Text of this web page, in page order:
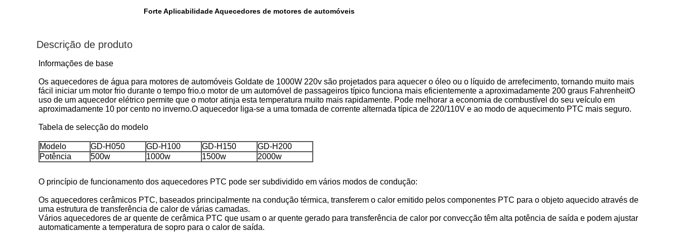
Forte Aplicabilidade Aquecedores de motores de automóveis
Descrição de produto
Informações de base
Os aquecedores de água para motores de automóveis Goldate de 1000W 220v são projetados para aquecer o óleo ou o líquido de arrefecimento, tornando muito mais
fácil iniciar um motor frio durante o tempo frio.o motor de um automóvel de passageiros típico funciona mais eficientemente a aproximadamente 200 graus FahrenheitO
uso de um aquecedor elétrico permite que o motor atinja esta temperatura muito mais rapidamente. Pode melhorar a economia de combustível do seu veículo em
aproximadamente 10 por cento no inverno.O aquecedor liga-se a uma tomada de corrente alternada típica de 220/110V e ao modo de aquecimento PTC mais seguro.
Tabela de selecção do modelo
Modelo GD-H050 GD-H100 GD-H150
GD-H200
Potência
500w 1000w 1500w 2000w
O princípio de funcionamento dos aquecedores PTC pode ser subdividido em vários modos de condução:
Os aquecedores cerâmicos PTC, baseados principalmente na condução térmica, transferem o calor emitido pelos componentes PTC para o objeto aquecido através de
uma estrutura de transferência de calor de várias camadas.
Vários aquecedores de ar quente de cerâmica PTC que usam o ar quente gerado para transferência de calor por convecção têm alta potência de saída e podem ajustar
automaticamente a temperatura de sopro para o calor de saída.